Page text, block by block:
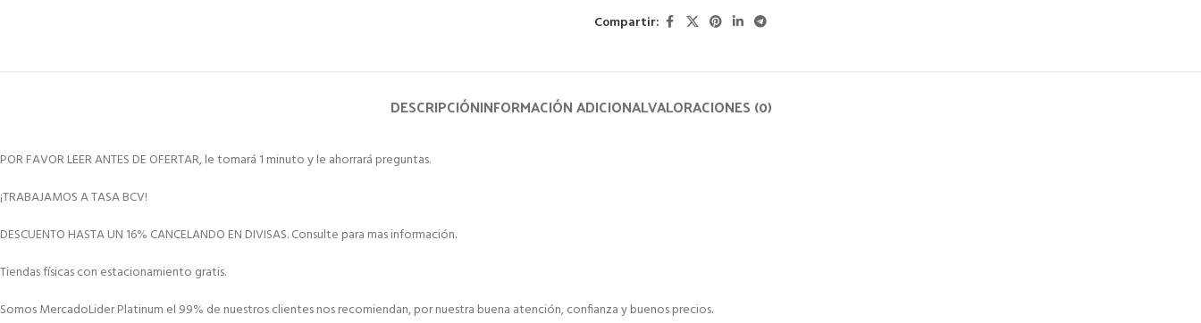
Compartir:
DESCRIPCIÓNINFORMACIÓN ADICIONALVALORACIONES (0)
POR FAVOR LEER ANTES DE OFERTAR, le tomará 1 minuto y le ahorrará preguntas.
¡TRABAJAMOS A TASA BCV!
DESCUENTO HASTA UN 16% CANCELANDO EN DIVISAS. Consulte para mas información.
Tiendas físicas con estacionamiento gratis.
Somos MercadoLider Platinum el 99% de nuestros clientes nos recomiendan, por nuestra buena atención, confianza y buenos precios.